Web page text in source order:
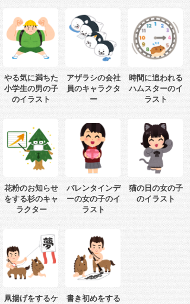
やる気に満ちた
小学生の男の子
のイラスト
アザラシの会社
員のキャラクタ
ー
時間に追われる
ハムスターのイ
ラスト
花粉のお知らせ
をする杉のキャ
ラクター
バレンタインデ
ーの女の子のイ
ラスト
猫の日の女の子
のイラスト
凧揚げをするケ
書き初めをする